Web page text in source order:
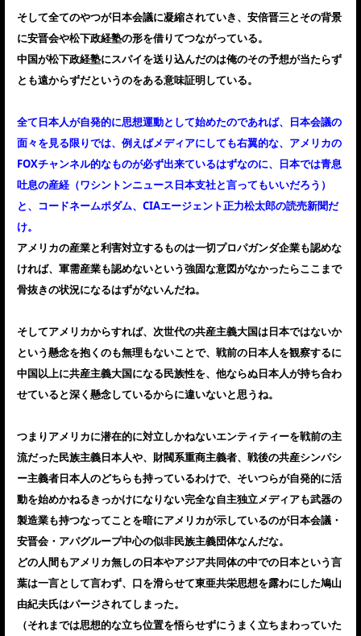
そして全てのやつが日本会議に凝縮されていき、安倍晋三とその背景
に安晋会や松下政経塾の形を借りてつながっている。
中国が松下政経塾にスパイを送り込んだのは俺のその予想が当たらず
とも遠からずだというのをある意味証明している。
全て日本人が自発的に思想運動として始めたのであれば、日本会議の
面々を見る限りでは、例えばメディアにしても右翼的な、アメリカの
FOXチャンネル的なものが必ず出来ているはずなのに、日本では青息
吐息の産経（ワシントンニュース日本支社と言ってもいいだろう）
と、コードネームポダム、CIAエージェント正力松太郎の読売新聞だ
け。
アメリカの産業と利害対立するものは一切プロパガンダ企業も認めな
ければ、軍需産業も認めないという強固な意図がなかったらここまで
骨抜きの状況になるはずがないんだね。
そしてアメリカからすれば、次世代の共産主義大国は日本ではないか
という懸念を抱くのも無理もないことで、戦前の日本人を観察するに
中国以上に共産主義大国になる民族性を、他ならぬ日本人が持ち合わ
せていると深く懸念しているからに違いないと思うね。
つまりアメリカに潜在的に対立しかねないエンティティーを戦前の主
流だった民族主義日本人や、財閥系重商主義者、戦後の共産シンパシ
ー主義者日本人のどちらも持っているわけで、そいつらが自発的に活
動を始めかねるきっかけになりない完全な自主独立メディアも武器の
製造業も持つなってことを暗にアメリカが示しているのが日本会議・
安晋会・アパグループ中心の似非民族主義団体なんだな。
どの人間もアメリカ無しの日本やアジア共同体の中での日本という言
葉は一言として言わず、口を滑らせて東亜共栄思想を露わにした鳩山
由紀夫氏はパージされてしまった。
（それまでは思想的な立ち位置を悟らせずにうまく立ちまわっていた